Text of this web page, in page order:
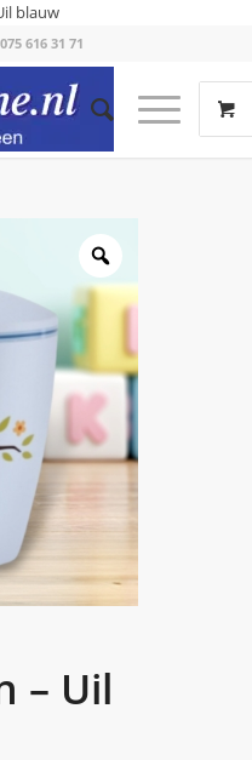
blauw
616 31 71
– Uil